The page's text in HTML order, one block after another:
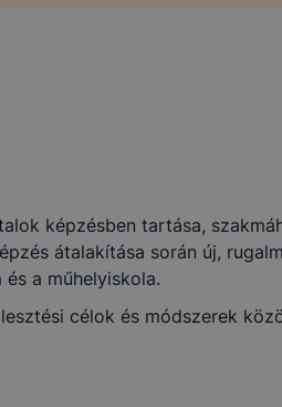
képzésben tartása,
átalakítása során új,
a műhelyiskola.
célok és módszerek